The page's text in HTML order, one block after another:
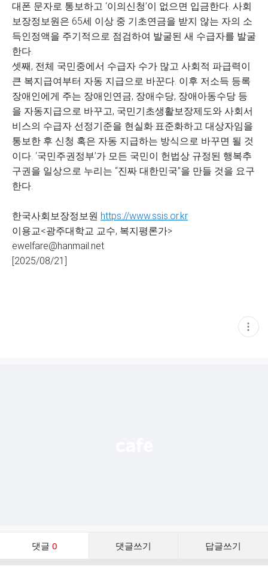
대폰 문자로 통보하고 ‘이의신청’이 없으면 입금한다. 사회
보장정보원은 65세 이상 중 기초연금을 받지 않는 자의 소
득인정액을 주기적으로 점검하여 발굴된 새 수급자를 발굴
한다.
셋째, 전체 국민중에서 수급자 수가 많고 사회적 파급력이
큰 복지급여부터 자동 지급으로 바꾼다. 이후 저소득 등록
장애인에게 주는 장애인연금, 장애수당, 장애아동수당 등
을 자동지급으로 바꾸고, 국민기초생활보장제도와 사회서
비스의 수급자 선정기준을 현실화·표준화하고 대상자임을
통보한 후 신청 혹은 자동 지급하는 방식으로 바꾸면 될 것
이다. ‘국민주권정부’가 모든 국민이 헌법상 규정된 행복추
구권을 일상으로 누리는 “진짜 대한민국”을 만들 것을 요구
한다.
한국사회보장정보원 https://www.ssis.or.kr
이용교<광주대학교 교수, 복지평론가>
ewelfare@hanmail.net
[2025/08/21]
현
재
댓글 0 댓글쓰기 답글쓰기
댓